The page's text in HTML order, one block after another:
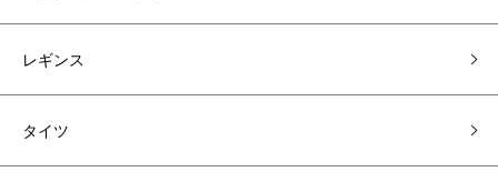
レギンス
タイツ